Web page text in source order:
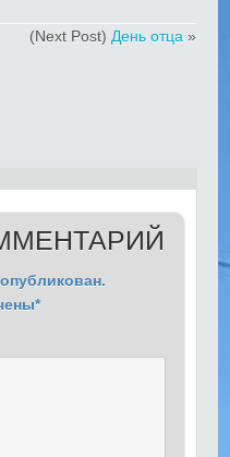
(Next Post) День отца »
*